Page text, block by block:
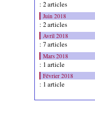
: 2 articles
Juin 2018
: 2 articles
Avril 2018
: 7 articles
Mars 2018
: 1 article
Février 2018
: 1 article